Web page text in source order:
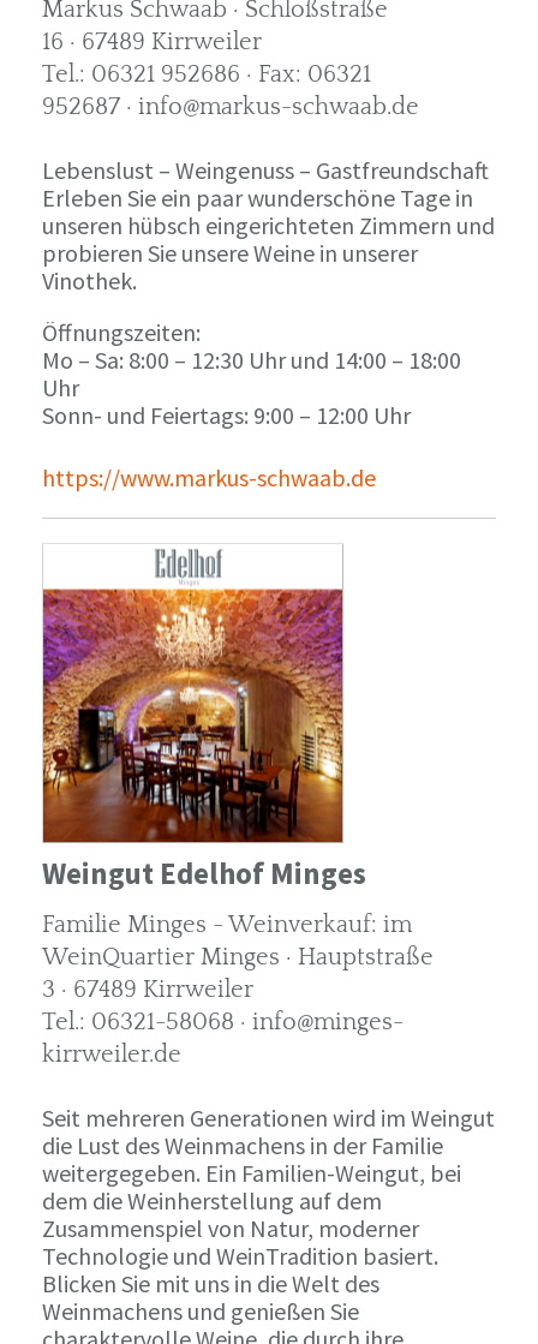
Markus Schwaab · Schloßstraße
16 · 67489 Kirrweiler
Tel.: 06321 952686 · Fax: 06321
952687 · info@markus-schwaab.de
Lebenslust – Weingenuss – Gastfreundschaft
Erleben Sie ein paar wunderschöne Tage in
unseren hübsch eingerichteten Zimmern und
probieren Sie unsere Weine in unserer
Vinothek.
Öffnungszeiten:
Mo – Sa: 8:00 – 12:30 Uhr und 14:00 – 18:00
Uhr
Sonn- und Feiertags: 9:00 – 12:00 Uhr
https://www.markus-schwaab.de
Weingut Edelhof Minges
Familie Minges - Weinverkauf: im
WeinQuartier Minges · Hauptstraße
3 · 67489 Kirrweiler
Tel.: 06321-58068 · info@minges-
kirrweiler.de
Seit mehreren Generationen wird im Weingut
die Lust des Weinmachens in der Familie
weitergegeben. Ein Familien-Weingut, bei
dem die Weinherstellung auf dem
Zusammenspiel von Natur, moderner
Technologie und WeinTradition basiert.
Blicken Sie mit uns in die Welt des
Weinmachens und genießen Sie